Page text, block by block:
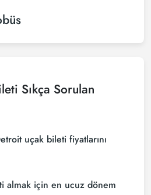
Sıkça Sorulan
uçak bileti fiyatlarını
büyük rezervasyon siteleri
almak için en ucuz dönem